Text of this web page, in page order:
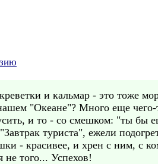
и кальмар - это тоже
"Океане"? Много еще
и то - со смешком: "ты бы
туриста", ежели
- красивее, и хрен с ним, с
не того... Успехов!